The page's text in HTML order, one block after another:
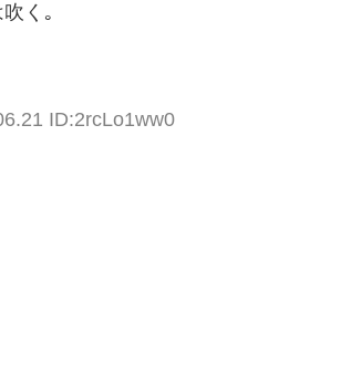
く｡
ID:2rcLo1ww0